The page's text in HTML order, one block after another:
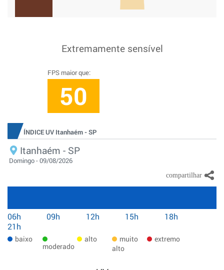
Extremamente sensível
FPS maior que:
50
ÍNDICE UV Itanhaém - SP
Itanhaém - SP
Domingo - 09/08/2026
06h 09h 12h 15h
18h
21h
baixo
moderado
alto
muito
alto
extremo